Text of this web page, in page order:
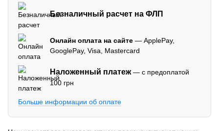
Безналичный расчет на ФЛП
Онлайн оплата на сайте — ApplePay,
GooglePay, Visa, Mastercard
Наложенный платеж— с предоплатой
100 грн
Больше информации об оплате